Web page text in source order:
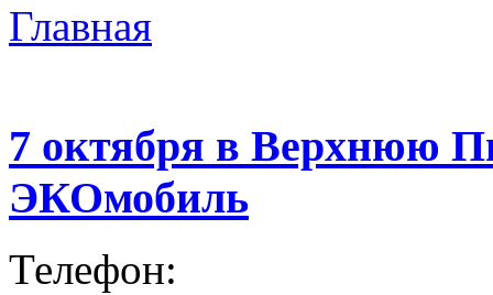
Главная
7 октября в Верхнюю
ЭКОмобиль
Телефон: